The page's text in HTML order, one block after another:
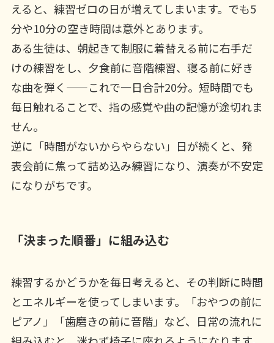
えると、練習ゼロの日が増えてしまいます。でも5
分や10分の空き時間は意外とあります。
ある生徒は、朝起きて制服に着替える前に右手だ
けの練習をし、夕食前に音階練習、寝る前に好き
な曲を弾く——これで一日合計20分。短時間でも
毎日触れることで、指の感覚や曲の記憶が途切れま
せん。
逆に「時間がないからやらない」日が続くと、発
表会前に焦って詰め込み練習になり、演奏が不安定
になりがちです。
「決まった順番」に組み込む
練習するかどうかを毎日考えると、その判断に時間
とエネルギーを使ってしまいます。「おやつの前に
ピアノ」「歯磨きの前に音階」など、日常の流れに